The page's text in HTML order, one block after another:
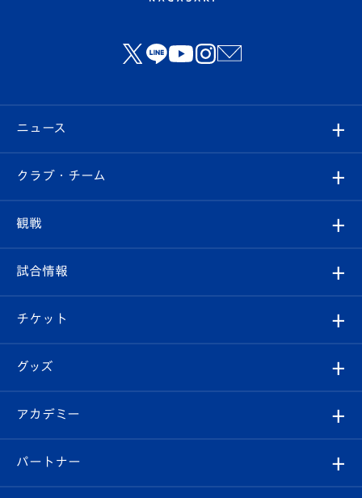
ニュース
すべて
クラブ
試合情報
チケット
イベント
メディア
クラブ・チーム
クラブ概要
エンブレム紹介
スタッフプロフィール
マスコット紹介
観戦
観戦ルール
はじめての観戦ガイド
Revive Team
ヴィヴィくんの長崎おもてなしガイド
試合情報
試合日程/結果
フォトギャラリー
スタジアムグルメ
チケット
チケット
V-LOVERS（ファンクラブ）
プレイヤーズスイート
グッズ
オンラインショップ
店舗情報
アカデミー
育成からのお知らせ
パートナー